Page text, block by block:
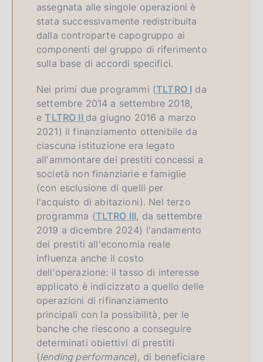
assegnata alle singole operazioni è
stata successivamente redistribuita
dalla controparte capogruppo ai
componenti del gruppo di riferimento
sulla base di accordi specifici.
Nei primi due programmi (TLTRO I da
settembre 2014 a settembre 2018,
eTLTRO II da giugno 2016 a marzo
2021) il finanziamento ottenibile da
ciascuna istituzione era legato
all'ammontare dei prestiti concessi a
società non finanziarie e famiglie
(con esclusione di quelli per
l'acquisto di abitazioni). Nel terzo
programma (TLTRO III, da settembre
2019 a dicembre 2024) l'andamento
dei prestiti all'economia reale
influenza anche il costo
dell'operazione: il tasso di interesse
applicato è indicizzato a quello delle
operazioni di rifinanziamento
principali con la possibilità, per le
banche che riescono a conseguire
determinati obiettivi di prestiti
(lending performance), di beneficiare